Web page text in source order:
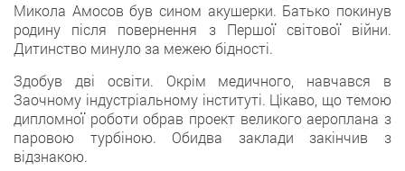
Микола Амосов був сином акушерки. Батько покинув
родину після повернення з Першої світової війни.
Дитинство минуло за межею бідності.
Здобув дві освіти. Окрім медичного, навчався в
Заочному індустріальному інституті. Цікаво, що темою
дипломної роботи обрав проект великого аероплана з
паровою турбіною. Обидва заклади закінчив з
відзнакою.